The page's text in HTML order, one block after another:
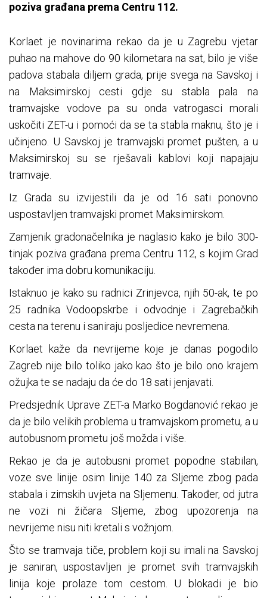
poziva građana prema Centru 112.
Korlaet je novinarima rekao da je u Zagrebu vjetar
puhao na mahove do 90 kilometara na sat, bilo je više
padova stabala diljem grada, prije svega na Savskoj i
na Maksimirskoj cesti gdje su stabla pala na
tramvajske vodove pa su onda vatrogasci morali
uskočiti ZET-u i pomoći da se ta stabla maknu, što je i
učinjeno. U Savskoj je tramvajski promet pušten, a u
Maksimirskoj su se rješavali kablovi koji napajaju
tramvaje.
Iz Grada su izvijestili da je od 16 sati ponovno
uspostavljen tramvajski promet Maksimirskom.
Zamjenik gradonačelnika je naglasio kako je bilo 300-
tinjak poziva građana prema Centru 112, s kojim Grad
također ima dobru komunikaciju.
Istaknuo je kako su radnici Zrinjevca, njih 50-ak, te po
25 radnika Vodoopskrbe i odvodnje i Zagrebačkih
cesta na terenu i saniraju posljedice nevremena.
Korlaet kaže da nevrijeme koje je danas pogodilo
Zagreb nije bilo toliko jako kao što je bilo ono krajem
ožujka te se nadaju da će do 18 sati jenjavati.
Predsjednik Uprave ZET-a Marko Bogdanović rekao je
da je bilo velikih problema u tramvajskom prometu, a u
autobusnom prometu još možda i više.
Rekao je da je autobusni promet popodne stabilan,
voze sve linije osim linije 140 za Sljeme zbog pada
stabala i zimskih uvjeta na Sljemenu. Također, od jutra
ne vozi ni žičara Sljeme, zbog upozorenja na
nevrijeme nisu niti kretali s vožnjom.
Što se tramvaja tiče, problem koji su imali na Savskoj
je saniran, uspostavljen je promet svih tramvajskih
linija koje prolaze tom cestom. U blokadi je bio